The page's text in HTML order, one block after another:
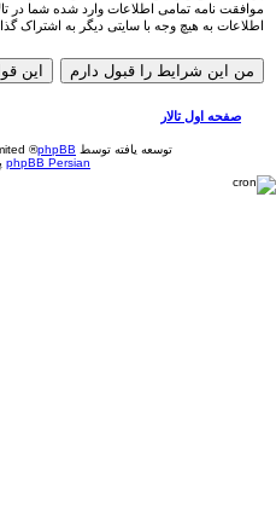
موافقت نامه تمامی اطلاعات وارد شده شما در
اطلاعات به هیچ وجه با سایتی دیگر به اشتراک
صفحه اول تالار
توسعه یافته توسط phpBB
® Forum Software © phpBB Limited
phpBB Persian